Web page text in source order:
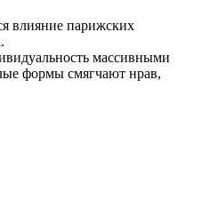
влияние парижских
массивными
формы смягчают нрав,